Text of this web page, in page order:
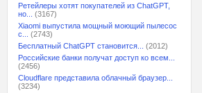
Ретейлеры хотят покупателей из ChatGPT,
но...
(3167)
Xiaomi выпустила мощный моющий пылесос
с...
(2743)
Бесплатный ChatGPT становится...
(2012)
Российские банки получат доступ ко всем...
(2456)
Cloudflare представила облачный браузер...
(3234)